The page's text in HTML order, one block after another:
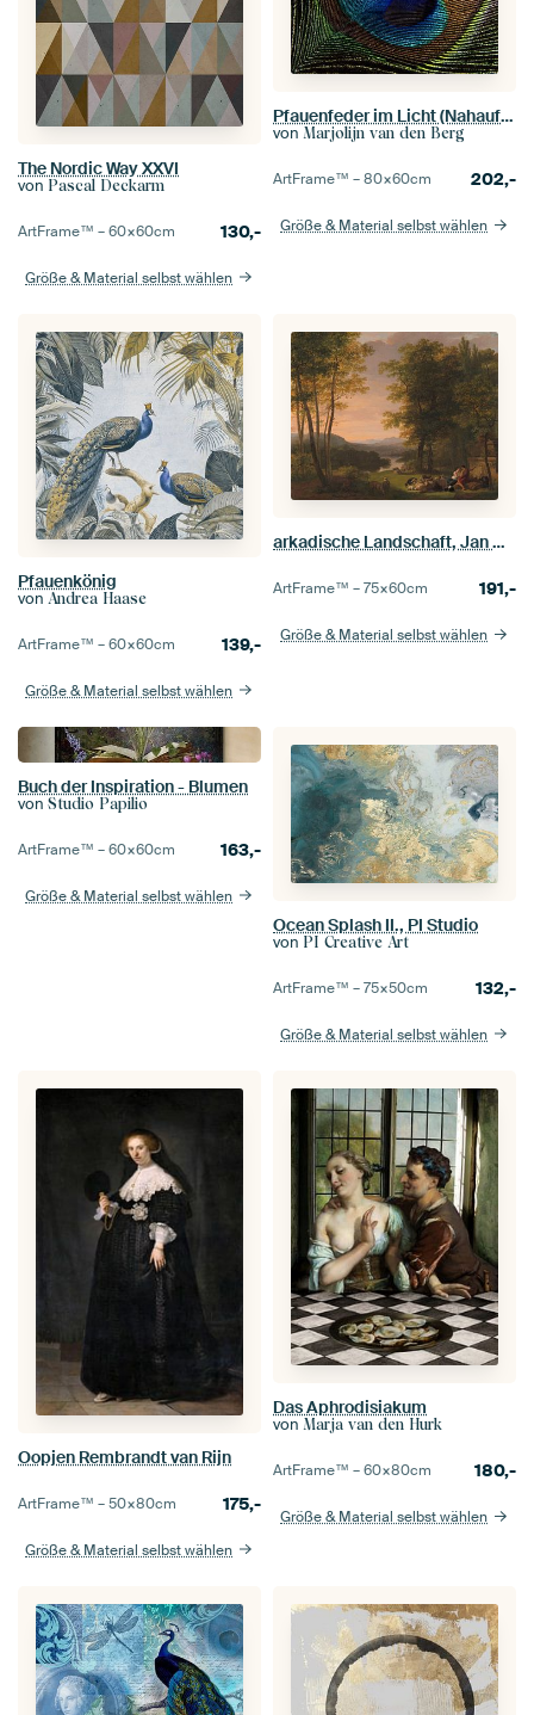
The Nordic Way XXVI
von Pascal Deckarm
ArtFrame™ –60×60cm 130,-
Größe & Material selbst wählen
Pfauenfeder im Licht (Nahaufnahme)
von Marjolijn van den Berg
ArtFrame™ –80×60cm 202,-
Größe & Material selbst wählen
Pfauenkönig
von Andrea Haase
ArtFrame™ –60×60cm 139,-
Größe & Material selbst wählen
arkadische Landschaft, Jan Willem Pieneman
ArtFrame™ –75×60cm 191,-
Größe & Material selbst wählen
Buch der Inspiration - Blumen
von Studio Papilio
ArtFrame™ –60×60cm 163,-
Größe & Material selbst wählen
Ocean Splash II., PI Studio
von PI Creative Art
ArtFrame™ –75×50cm 132,-
Größe & Material selbst wählen
Oopjen Rembrandt van Rijn
ArtFrame™ –50×80cm 175,-
Größe & Material selbst wählen
Das Aphrodisiakum
von Marja van den Hurk
ArtFrame™ –60×80cm 180,-
Größe & Material selbst wählen